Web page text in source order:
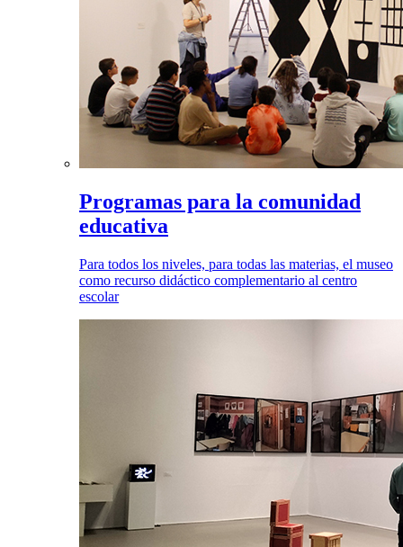
Programas para la comunidad
educativa
Para todos los niveles, para todas las materias, el museo
como recurso didáctico complementario al centro
escolar